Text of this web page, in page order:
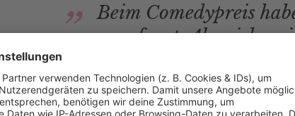
Beim Comedypreis
angefragt. Also, ich
selber bei ihr
gekommen für einen
Vorstellung, dass die